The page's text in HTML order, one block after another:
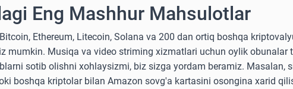
Eng Mashhur Mahsulotlar
Ethereum, Litecoin, Solana va 200 dan ortiq boshqa
mumkin. Musiqa va video striming xizmatlari uchun oylik obunalar
sotib olishni xohlaysizmi, biz sizga yordam beramiz. Masalan,
boshqa kriptolar bilan Amazon sovg'a kartasini osongina xarid